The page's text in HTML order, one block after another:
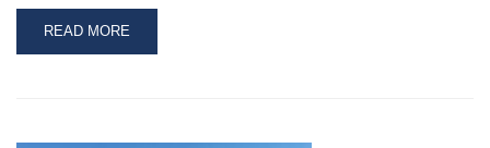
READ
MORE
2026
READ MORE